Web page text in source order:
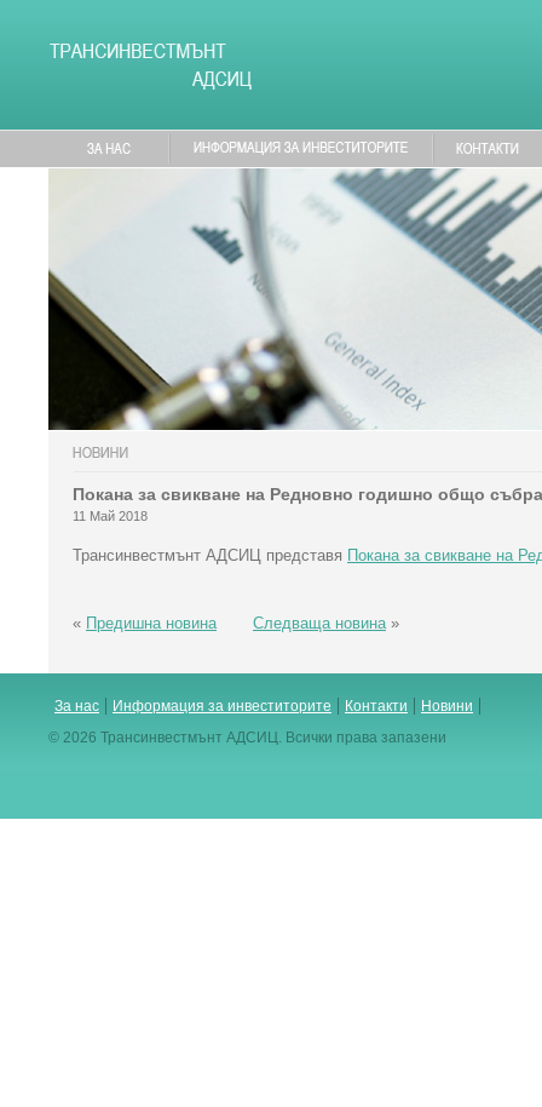
Покана за свикване на Редновно годишно общо
11 Май 2018
Трансинвестмънт АДСИЦ представя Покана за свикване на
« Предишна новина Следваща новина»
За нас Информация за инвеститорите Контакти
Новини
© 2026 Трансинвестмънт АДСИЦ. Всички права запазени